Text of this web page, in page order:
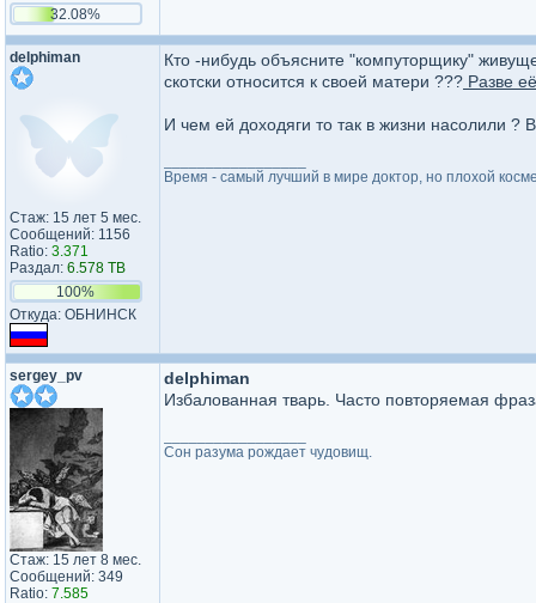
32.08%
delphiman
Стаж: 15 лет 5 мес.
Сообщений: 1156
Ratio: 3.371
Раздал: 6.578 TB
100%
Откуда: ОБНИНСК
Кто -нибудь объясните "компуторщику"
скотски относится к своей матери ??? Разве
И чем ей доходяги то так в жизни насолили ?
Время - самый лучший в мире доктор, но плохой
sergey_pv
Стаж: 15 лет 8 мес.
Сообщений: 349
Ratio: 7.585
delphiman
Избалованная тварь. Часто повторяемая
Сон разума рождает чудовищ.